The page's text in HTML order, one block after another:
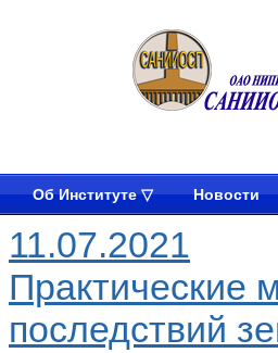
11.07.2021
Практические
последствий
Об Институте ▽ Новости